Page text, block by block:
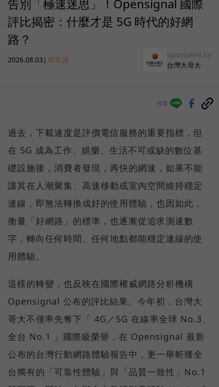
告別「極速迷思」！Opensignal 國際
評比揭密：什麼才是 5G 時代的好網
路？
2026.08.03 | 3C生活
sponsored by
台灣大哥大
分享
過去，下載速度是評價電信服務的重要指標，但
在 5G 成為工作、娛樂、生活不可或缺的數位基
礎設施後，消費者發現，再快的網速，如果不能
讓其在人潮聚集、高速移動或室內空間維持穩定
連線，即無法轉換成好的使用體驗，也因如此，
衡量「好網路」的標準，也逐漸從追求測速數
字，轉向任何時間、任何地點都能穩定連線的使
用體驗。
這樣的轉變，也反映在國際權威網路分析機構
Opensignal 公布的評比結果。今年初，台灣大
哥大不僅率先奪下「 4G／5G 在線率全球 No.3、
全台 No.1 」國際級榮譽，在 Opensignal 最新
公布的台灣行動網路體驗報告中，更一舉斬獲全
台獨有的「可靠性體驗」與「品質一致性」No.1